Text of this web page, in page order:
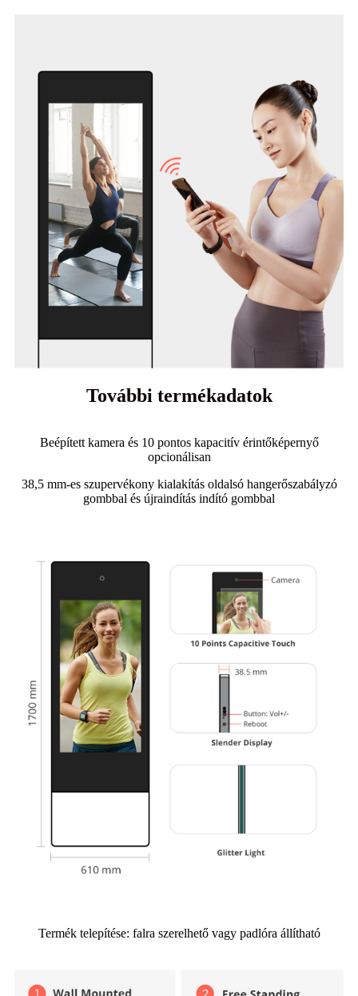
További termékadatok
Beépített kamera és 10 pontos kapacitív érintőképernyő
opcionálisan
38,5 mm-es szupervékony kialakítás oldalsó hangerőszabályzó
gombbal és újraindítás indító gombbal
Termék telepítése: falra szerelhető vagy padlóra állítható